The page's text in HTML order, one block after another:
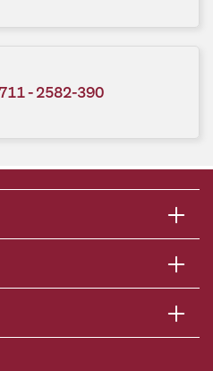
- 2582-390